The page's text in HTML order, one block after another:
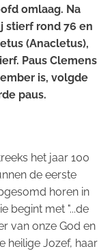
omlaag. Na
stierf rond 76 en
(Anacletus),
Paus Clemens
is, volgde
paus.
het jaar 100
de eerste
horen in
begint met "...de
van onze God en
heilige Jozef, haar